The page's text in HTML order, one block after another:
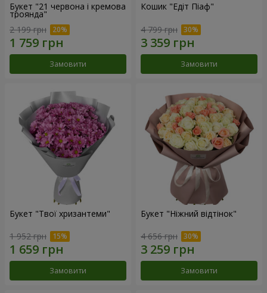
Букет "21 червона і кремова
троянда"
2 199 грн
Замовити
Кошик "Едіт Піаф"
4 799 грн
Замовити
Букет "Твої хризантеми"
1 952 грн
Замовити
Букет "Ніжний відтінок"
4 656 грн
Замовити